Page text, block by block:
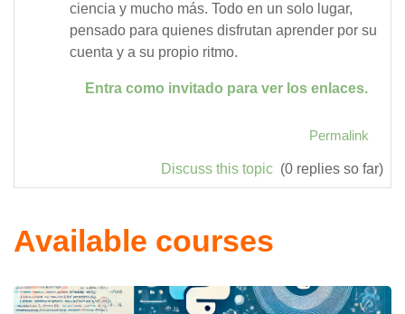
ciencia y mucho más. Todo en un solo lugar,
pensado para quienes disfrutan aprender por su
cuenta y a su propio ritmo.
Entra como invitado para ver los enlaces.
Permalink
Discuss this topic (0 replies so far)
Available courses